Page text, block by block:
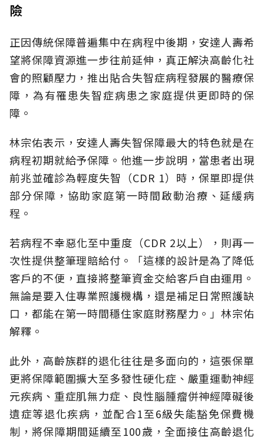
險
正因傳統保障普遍集中在病程中後期，安達人壽希
望將保障資源進一步往前延伸，真正解決高齡化社
會的照顧壓力，推出貼合失智症病程發展的醫療保
障，為有罹患失智症病患之家庭提供更即時的保
障。
林宗佑表示，安達人壽失智保障最大的特色就是在
病程初期就給予保障。他進一步說明，當患者出現
前兆並確診為輕度失智（CDR 1）時，保單即提供
部分保障，協助家庭第一時間啟動治療、延緩病
程。
若病程不幸惡化至中重度（CDR 2以上），則再一
次性提供整筆理賠給付。「這樣的設計是為了降低
客戶的不便，直接將整筆資金交給客戶自由運用。
無論是要入住專業照護機構，還是補足日常照護缺
口，都能在第一時間穩住家庭財務壓力。」林宗佑
解釋。
此外，高齡族群的退化往往是多面向的，這張保單
更將保障範圍擴大至多發性硬化症、嚴重運動神經
元疾病、重症肌無力症、良性腦腫瘤併神經障礙後
遺症等退化疾病，並配合1至6級失能豁免保費機
制，將保障期間延續至100歲，全面接住高齡退化